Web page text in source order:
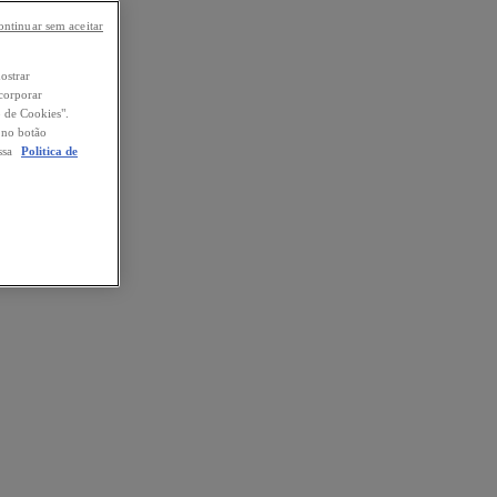
Cookies".
botão
Politica de
sem aceitar